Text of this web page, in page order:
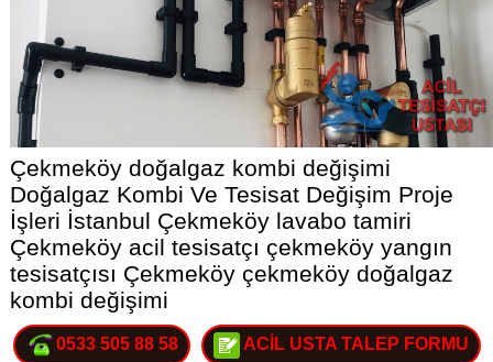
Çekmeköy doğalgaz kombi değişimi
Doğalgaz Kombi Ve Tesisat Değişim Proje
İşleri İstanbul Çekmeköy lavabo tamiri
Çekmeköy acil tesisatçı çekmeköy yangın
tesisatçısı Çekmeköy çekmeköy doğalgaz
kombi değişimi
0533 505 88 58 ACİL USTA TALEP FORMU